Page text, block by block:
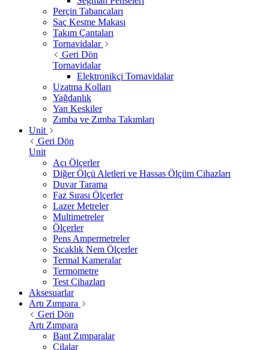
Perçin Tabancaları
Saç Kesme Makası
Takım Çantaları
Tornavidalar
Geri Dön
Tornavidalar
Elektronikçi Tornavidalar
Uzatma Kolları
Yağdanlık
Yan Keskiler
Zımba ve Zımba Takımları
Unit
Geri Dön
Unit
Açı Ölçerler
Diğer Ölçü Aletleri ve Hassas Ölçüm Cihazları
Duvar Tarama
Faz Sırası Ölçerler
Lazer Metreler
Multimetreler
Ölçerler
Pens Ampermetreler
Sıcaklık Nem Ölçerler
Termal Kameralar
Termometre
Test Cihazları
Aksesuarlar
Artı Zımpara
Geri Dön
Artı Zımpara
Bant Zımparalar
Cilalar